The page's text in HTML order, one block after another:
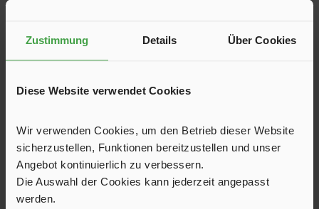
Zustimmung Details Über Cookies
Diese Website verwendet Cookies
Wir verwenden Cookies, um den Betrieb dieser Website
sicherzustellen, Funktionen bereitzustellen und unser
Angebot kontinuierlich zu verbessern.
Die Auswahl der Cookies kann jederzeit angepasst
werden.
für den Betrieb von Gasgrills.
18,70 €*